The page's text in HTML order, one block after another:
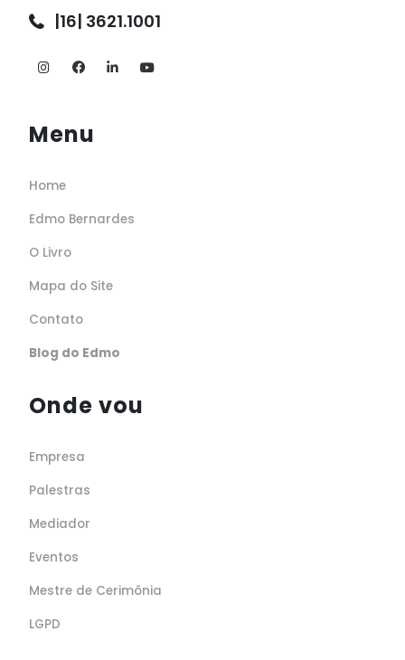
|16| 3621.1001
Menu
Home
Edmo Bernardes
O Livro
Mapa do Site
Contato
Blog do Edmo
Onde vou
Empresa
Palestras
Mediador
Eventos
Mestre de Cerimônia
LGPD